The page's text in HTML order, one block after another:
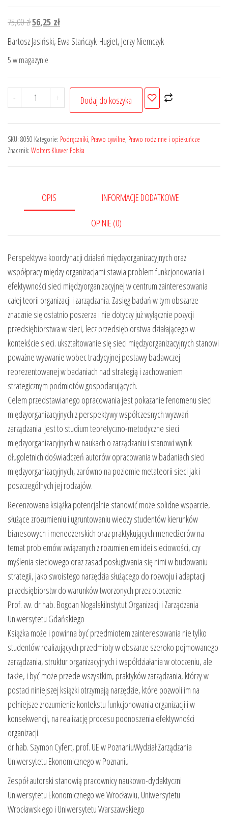
75,00złPierwotna
cena
wynosiła:
75,00 zł.
56,25 złAktualna
cena
Bartosz Jasiński, Ewa Stańczyk-Hugiet, Jerzy Niemczyk
5 w magazynie
-
ilość
Prawo
+ Dodaj do koszyka
SKU: 8050 Kategorie: Podręczniki, Prawo cywilne, Prawo rodzinne i opiekuńcze
Znacznik: Wolters Kluwer Polska
OPIS INFORMACJE DODATKOWE
OPINIE (0)
Perspektywa koordynacji działań międzyorganizacyjnych oraz
współpracy między organizacjami stawia problem funkcjonowania i
efektywności sieci międzyorganizacyjnej w centrum zainteresowania
całej teorii organizacji i zarządzania. Zasięg badań w tym obszarze
znacznie się ostatnio poszerza i nie dotyczy już wyłącznie pozycji
przedsiębiorstwa w sieci, lecz przedsiębiorstwa działającego w
kontekście sieci. ukształtowanie się sieci międzyorganizacyjnych stanowi
poważne wyzwanie wobec tradycyjnej postawy badawczej
reprezentowanej w badaniach nad strategią i zachowaniem
strategicznym podmiotów gospodarujących.
Celem przedstawianego opracowania jest pokazanie fenomenu sieci
międzyorganizacyjnych z perspektywy współczesnych wyzwań
zarządzania. Jest to studium teoretyczno-metodyczne sieci
międzyorganizacyjnych w naukach o zarządzaniu i stanowi wynik
długoletnich doświadczeń autorów opracowania w badaniach sieci
międzyorganizacyjnych, zarówno na poziomie metateorii sieci jak i
poszczególnych jej rodzajów.
Recenzowana książka potencjalnie stanowić może solidne wsparcie,
służące zrozumieniu i ugruntowaniu wiedzy studentów kierunków
biznesowych i menedżerskich oraz praktykujących menedżerów na
temat problemów związanych z rozumieniem idei sieciowości, czy
myślenia sieciowego oraz zasad posługiwania się nimi w budowaniu
strategii, jako swoistego narzędzia służącego do rozwoju i adaptacji
przedsiębiorstw do warunków tworzonych przez otoczenie.
Prof. zw. dr hab. Bogdan NogalskiInstytut Organizacji i Zarządzania
Uniwersytetu Gdańskiego
Książka może i powinna być przedmiotem zainteresowania nie tylko
studentów realizujących przedmioty w obszarze szeroko pojmowanego
zarządzania, struktur organizacyjnych i współdziałania w otoczeniu, ale
także, i być może przede wszystkim, praktyków zarządzania, którzy w
postaci niniejszej książki otrzymają narzędzie, które pozwoli im na
pełniejsze zrozumienie kontekstu funkcjonowania organizacji i w
konsekwencji, na realizację procesu podnoszenia efektywności
organizacji.
dr hab. Szymon Cyfert, prof. UE w PoznaniuWydział Zarządzania
Uniwersytetu Ekonomicznego w Poznaniu
Zespół autorski stanowią pracownicy naukowo-dydaktyczni
Uniwersytetu Ekonomicznego we Wrocławiu, Uniwersytetu
Wrocławskiego i Uniwersytetu Warszawskiego